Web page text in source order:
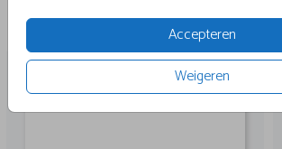
Accepteren
Weigeren
Andere leuke ontwerpen